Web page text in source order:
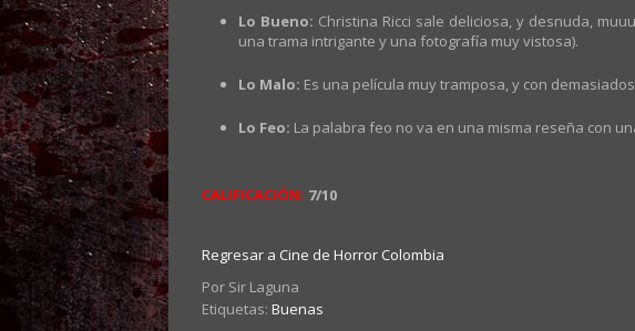
Lo Bueno: Christina Ricci sale deliciosa, y desnuda,
una trama intrigante y una fotografía muy vistosa).
Lo Malo: Es una película muy tramposa, y con
Lo Feo: La palabra feo no va en una misma reseña con
CALIFICACIÓN: 7/10
Regresar a Cine de Horror Colombia
Por Sir Laguna
Etiquetas: Buenas